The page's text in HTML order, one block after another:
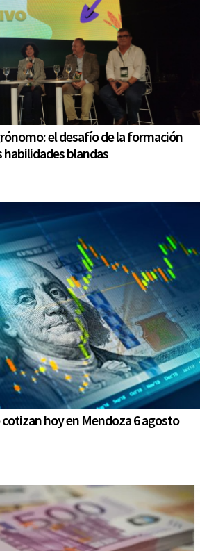
el desafío de la formación
habilidades blandas
hoy en Mendoza 6 agosto